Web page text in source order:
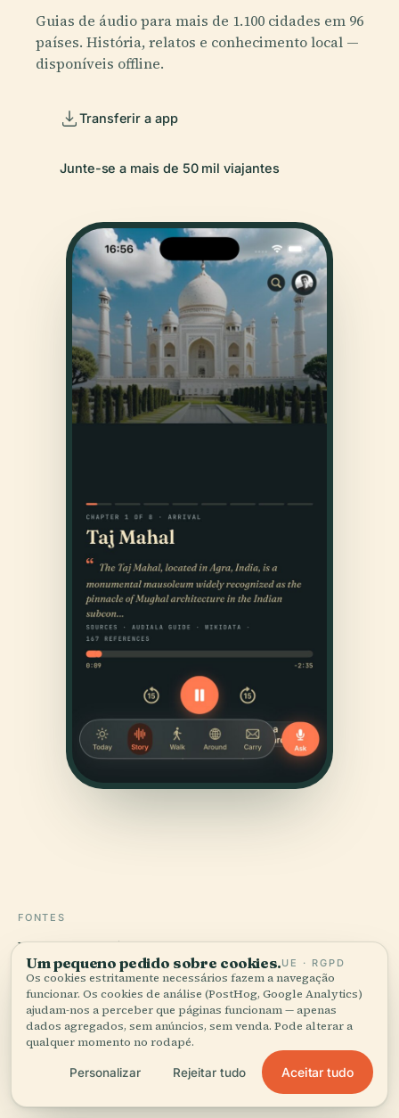
Guias de áudio para mais de 1.100 cidades em 96
países. História, relatos e conhecimento local —
disponíveis offline.
Transferir a app
Junte-se a mais de 50 mil viajantes
FONTES
Verificado,e mostrado.
Pesquisado e escrito pela equipa editorial da Audiala a
partir de registos históricos, arquivos de arquitetura e
conhecimento local.
Última revisão: August 2025
Um pequeno pedido sobre cookies.UE · RGPD
Os cookies estritamente necessários fazem a navegação
funcionar. Os cookies de análise (PostHog, Google Analytics)
ajudam-nos a perceber que páginas funcionam — apenas
dados agregados, sem anúncios, sem venda. Pode alterar a
qualquer momento no rodapé.
Personalizar Rejeitar tudo Aceitar tudo